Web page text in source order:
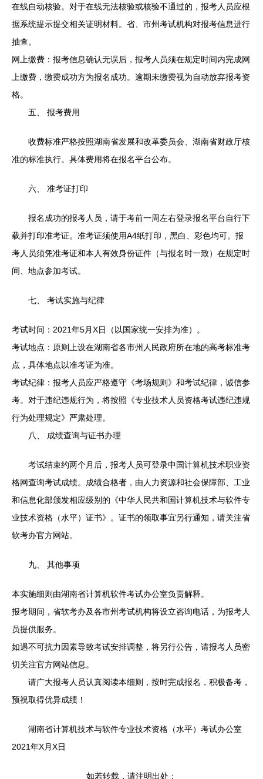
在线自动核验。对于在线无法核验或核验不通过的，报考人员应根
据系统提示提交相关证明材料。省、市州考试机构对报考信息进行
抽查。
网上缴费：报考信息确认无误后，报考人员须在规定时间内完成网
上缴费，缴费成功方为报名成功。逾期未缴费视为自动放弃报考资
格。
五、 报考费用
收费标准严格按照湖南省发展和改革委员会、湖南省财政厅核
准的标准执行。具体费用将在报名平台公布。
六、 准考证打印
报名成功的报考人员，请于考前一周左右登录报名平台自行下
载并打印准考证。准考证须使用A4纸打印，黑白、彩色均可。报
考人员须凭准考证和本人有效身份证件（与报名时一致）在规定时
间、地点参加考试。
七、 考试实施与纪律
考试时间：2021年5月X日（以国家统一安排为准）。
考试地点：原则上设在湖南省各市州人民政府所在地的高考标准考
点，具体地点以准考证为准。
考试纪律：报考人员应严格遵守《考场规则》和考试纪律，诚信参
考。对于违纪违规行为，将按照《专业技术人员资格考试违纪违规
行为处理规定》严肃处理。
八、 成绩查询与证书办理
考试结束约两个月后，报考人员可登录中国计算机技术职业资
格网查询考试成绩。成绩合格者，由人力资源和社会保障部、工业
和信息化部颁发相应级别的《中华人民共和国计算机技术与软件专
业技术资格（水平）证书》。证书的领取事宜另行通知，请关注省
软考办官方网站。
九、 其他事项
本实施细则由湖南省计算机软件考试办公室负责解释。
报考期间，省软考办及各市州考试机构将设立咨询电话，为报考人
员提供服务。
如遇不可抗力因素导致考试安排调整，将另行公告，请报考人员密
切关注官方网站信息。
请广大报考人员认真阅读本细则，按时完成报名，积极备考，
预祝取得优异成绩！
湖南省计算机技术与软件专业技术资格（水平）考试办公室
2021年X月X日
如若转载，请注明出处：